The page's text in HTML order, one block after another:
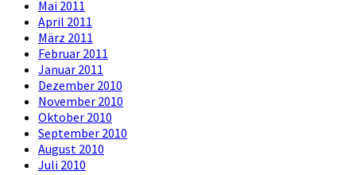
Mai 2011
April 2011
März 2011
Februar 2011
Januar 2011
Dezember 2010
November 2010
Oktober 2010
September 2010
August 2010
Juli 2010